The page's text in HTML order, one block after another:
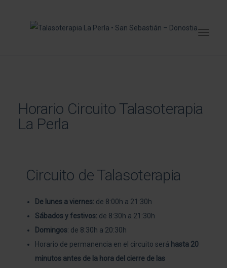
Horario Circuito Talasoterapia
La Perla
Circuito de Talasoterapia
De lunes a viernes: de 8:00h a 21:30h
Sábados y festivos: de 8:30h a 21:30h
Domingos: de 8:30h a 20:30h
Horario de permanencia en el circuito será hasta 20
minutos antes de la hora del cierre de las